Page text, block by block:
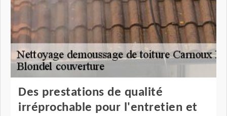
Des prestations de qualité
irréprochable pour l'entretien et